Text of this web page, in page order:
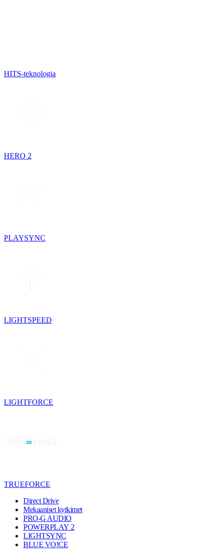
HITS-teknologia
HERO 2
PLAYSYNC
LIGHTSPEED
LIGHTFORCE
TRUEFORCE
Direct Drive
Mekaaniset kytkimet
PRO-G AUDIO
POWERPLAY 2
LIGHTSYNC
BLUE VO!CE